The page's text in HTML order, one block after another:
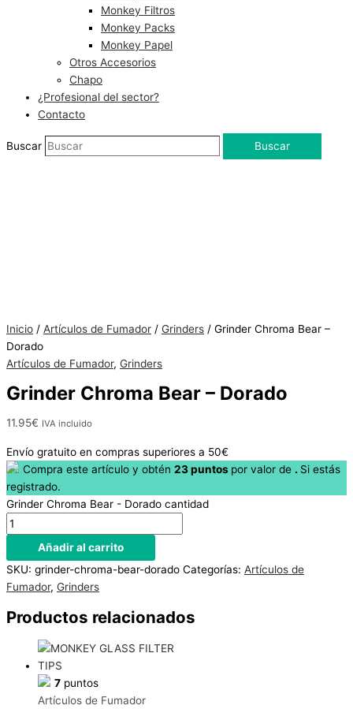
Monkey Filtros
Monkey Packs
Monkey Papel
Otros Accesorios
Chapo
¿Profesional del sector?
Contacto
Buscar Buscar
Inicio / Artículos de Fumador / Grinders / Grinder Chroma Bear –
Dorado
Artículos de Fumador, Grinders
Grinder Chroma Bear – Dorado
11.95€ IVA incluido
Envío gratuito en compras superiores a 50€
Compra este artículo y obtén 23puntos por valor de . Si estás
registrado.
Grinder Chroma Bear - Dorado cantidad
Añadir al carrito
SKU: grinder-chroma-bear-dorado Categorías: Artículos de
Fumador, Grinders
Productos relacionados
7 puntos
Artículos de Fumador